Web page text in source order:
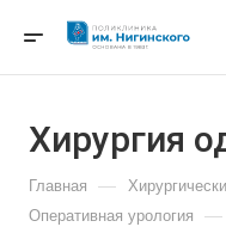
Хирургия
Главная —
Оперативная урология —